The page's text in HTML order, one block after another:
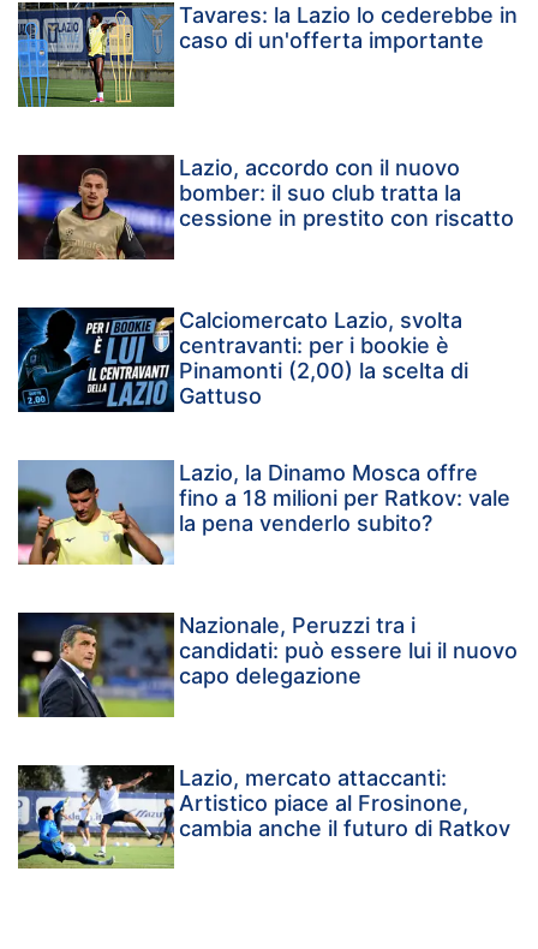
Tavares: la Lazio lo cederebbe in
caso di un'offerta importante
Lazio, accordo con il nuovo
bomber: il suo club tratta la
cessione in prestito con riscatto
Calciomercato Lazio, svolta
centravanti: per i bookie è
Pinamonti (2,00) la scelta di
Gattuso
Lazio, la Dinamo Mosca offre
fino a 18 milioni per Ratkov: vale
la pena venderlo subito?
Nazionale, Peruzzi tra i
candidati: può essere lui il nuovo
capo delegazione
Lazio, mercato attaccanti:
Artistico piace al Frosinone,
cambia anche il futuro di Ratkov